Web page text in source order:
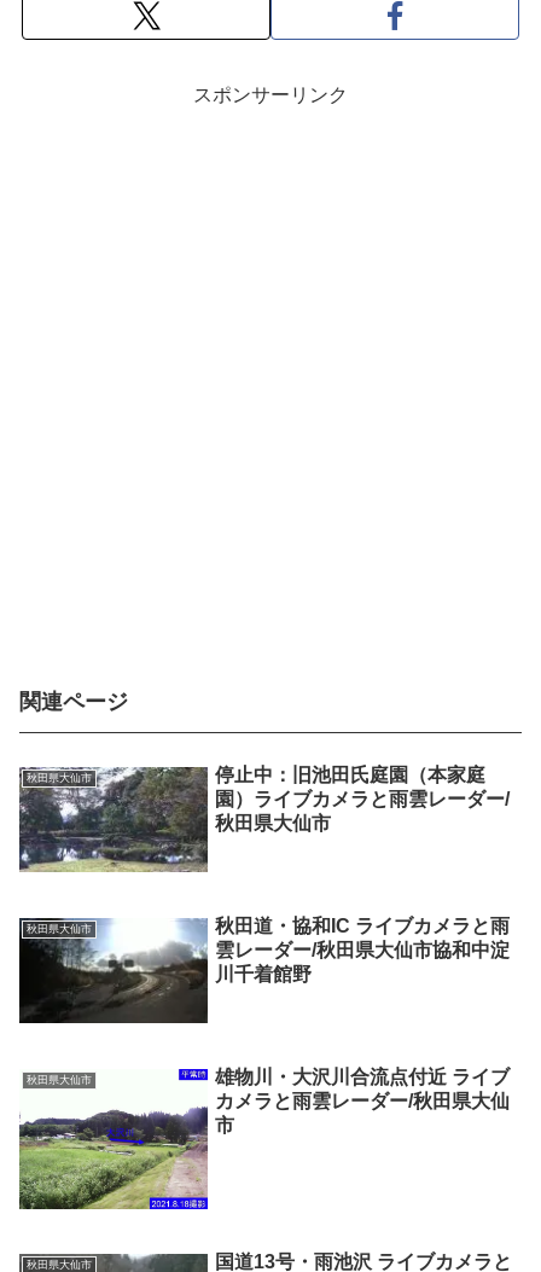
スポンサーリンク
関連ページ
秋田県大仙市
停止中：旧池田氏庭園（本家庭
園）ライブカメラと雨雲レーダー/
秋田県大仙市
秋田県大仙市
秋田道・協和IC ライブカメラと雨
雲レーダー/秋田県大仙市協和中淀
川千着館野
秋田県大仙市
雄物川・大沢川合流点付近 ライブ
カメラと雨雲レーダー/秋田県大仙
市
秋田県大仙市 国道13号・雨池沢 ライブカメラと